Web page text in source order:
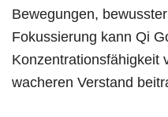
Bewegungen,
Fokussierung kann Qi
Konzentrationsfähigkeit
wacheren Verstand